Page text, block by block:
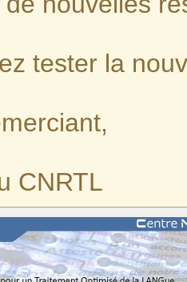
tester la
CNRTL